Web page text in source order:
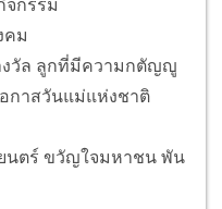
กรรม
คม
งวัล ลูกที่มีความกตัญญู
กาสวันแม่แห่งชาติ
นตร์ ขวัญใจมหาชน พัน